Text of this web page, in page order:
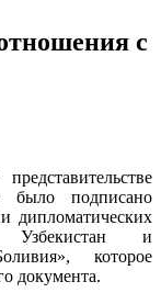
с
подписано
дипломатических
Узбекистан и
которое
документа.